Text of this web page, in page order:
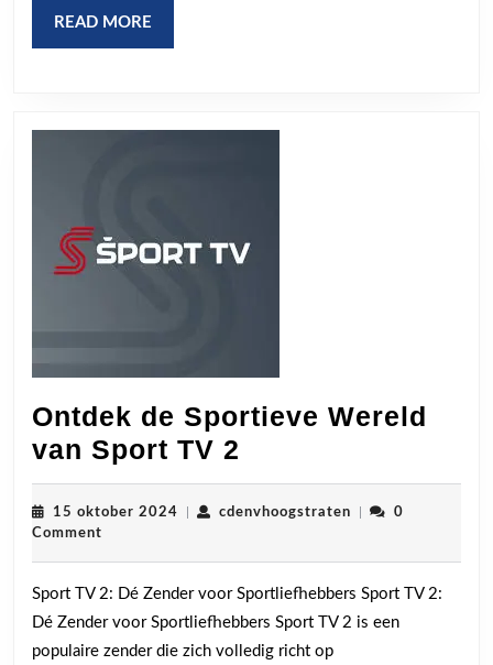
READ MORE
MORE
Ontdek de Sportieve Wereld
van Sport TV 2
de
Sportieve
van
Sport
TV
15 oktober 2024 15
cdenvhoogstratencdenvhoogstraten
0
Comment
Sport TV 2: Dé Zender voor Sportliefhebbers Sport TV 2:
Dé Zender voor Sportliefhebbers Sport TV 2 is een
populaire zender die zich volledig richt op